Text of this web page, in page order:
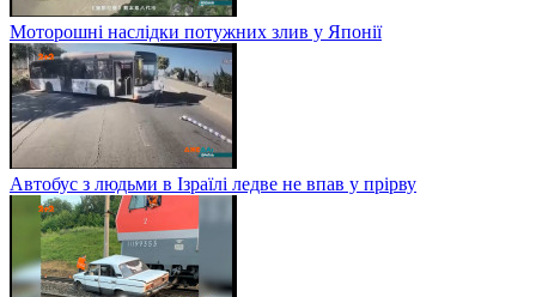
Моторошні наслідки потужних злив у Японії
Автобус з людьми в Ізраїлі ледве не впав у прірву